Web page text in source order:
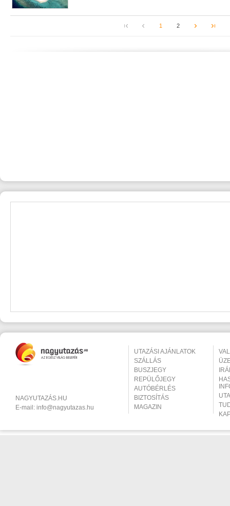
1 2
NAGYUTAZÁS.HU
E-mail: info@nagyutazas.hu
UTAZÁSI AJÁNLATOK
SZÁLLÁS
BUSZJEGY
REPÜLŐJEGY
AUTÓBÉRLÉS
BIZTOSÍTÁS
MAGAZIN